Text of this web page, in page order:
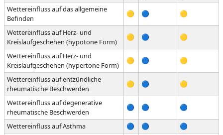
Wettereinfluss auf das allgemeine
Befinden
🟡 🔵 🟡
Wettereinfluss auf Herz- und
Kreislaufgeschehen (hypotone Form)
🟡 🔵 🟡
Wettereinfluss auf Herz- und
Kreislaufgeschehen (hypertone Form)
🟡 🔵 🟡
Wettereinfluss auf entzündliche
rheumatische Beschwerden
🟡 🔵 🟡
Wettereinfluss auf degenerative
rheumatische Beschwerden
🔵 🔵 🔵
Wettereinfluss auf Asthma 🔵 🔵
🔵